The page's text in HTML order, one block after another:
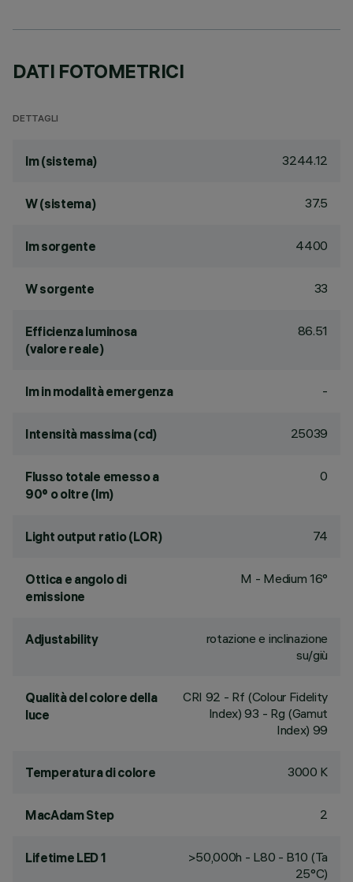
DATI FOTOMETRICI
DETTAGLI
lm (sistema) 3244.12
W (sistema) 37.5
lm sorgente 4400
W sorgente 33
Efficienza luminosa
(valore reale)
86.51
lm in modalità emergenza -
Intensità massima (cd) 25039
Flusso totale emesso a
90° o oltre (lm)
0
Light output ratio (LOR) 74
Ottica e angolo di
emissione
M - Medium 16°
Adjustability
rotazione e inclinazione
su/giù
Qualità del colore della
luce
CRI 92 - Rf (Colour Fidelity
Index) 93 - Rg (Gamut
Index) 99
Temperatura di colore 3000 K
MacAdam Step 2
Lifetime LED 1
>50,000h - L80 - B10 (Ta
25°C)